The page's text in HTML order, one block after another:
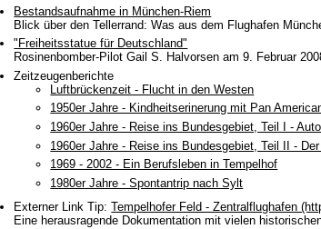
Bestandsaufnahme in München-Riem
Blick über den Tellerrand: Was aus dem Flughafen
"Freiheitsstatue für Deutschland"
Rosinenbomber-Pilot Gail S. Halvorsen am 9. Februar
Zeitzeugenberichte
Luftbrückenzeit - Flucht in den Westen
1950er Jahre - Kindheitserinerung mit Pan
1960er Jahre - Reise ins Bundesgebiet, Teil I -
1960er Jahre - Reise ins Bundesgebiet, Teil II -
1969 - 2002 - Ein Berufsleben in Tempelhof
1980er Jahre - Spontantrip nach Sylt
Externer Link Tip:Tempelhofer Feld - Zentralflughafen
Eine herausragende Dokumentation mit vielen